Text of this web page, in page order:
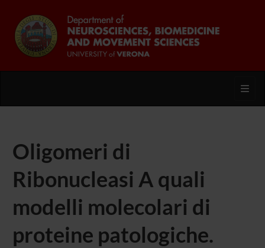
Oligomeri di
Ribonucleasi A quali
modelli molecolari di
proteine patologiche.